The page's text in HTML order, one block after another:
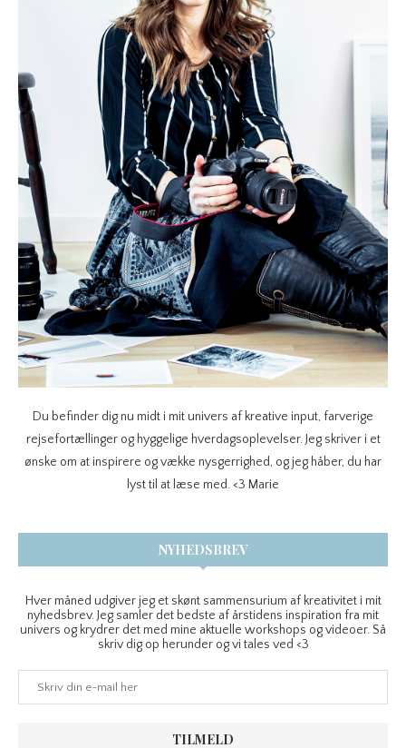
Du befinder dig nu midt i mit univers af kreative input, farverige
rejsefortællinger og hyggelige hverdagsoplevelser. Jeg skriver i et
ønske om at inspirere og vække nysgerrighed, og jeg håber, du har
lyst til at læse med. <3 Marie
NYHEDSBREV
Hver måned udgiver jeg et skønt sammensurium af kreativitet i mit
nyhedsbrev. Jeg samler det bedste af årstidens inspiration fra mit
univers og krydrer det med mine aktuelle workshops og videoer. Så
skriv dig op herunder og vi tales ved <3